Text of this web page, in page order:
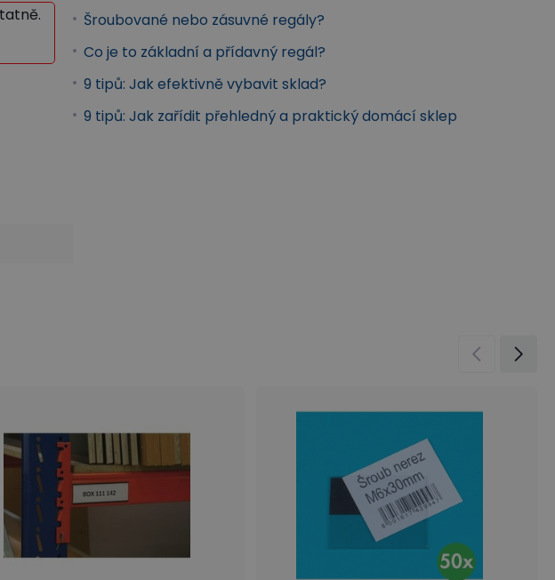
Šroubované nebo zásuvné regály?
Co je to základní a přídavný regál?
9 tipů: Jak efektivně vybavit sklad?
9 tipů: Jak zařídit přehledný a praktický domácí sklep